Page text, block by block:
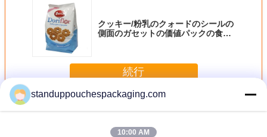
クッキー/粉乳のクォードのシールの
側面のガセットの価値パックの食品
続行
多くジッパー ロックのポリ袋
standuppouchespackaging.com
10:00 AM